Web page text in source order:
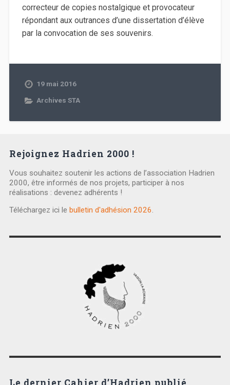
correcteur de copies nostalgique et provocateur
répondant aux outrances d’une dissertation d’élève
par la convocation de ses souvenirs.
19 mai 2016
Archives STA
Rejoignez Hadrien 2000 !
Vous souhaitez soutenir les actions de l’association Hadrien
2000, être informés de nos projets, participer à nos
réalisations : devenez adhérents !
Téléchargez ici le bulletin d'adhésion 2026.